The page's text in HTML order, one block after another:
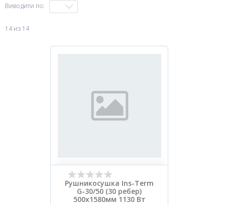
Виводити по:
14 из 14
Рушникосушка Ins-Term
G-30/50 (30 ребер)
500х1580мм 1130 Вт